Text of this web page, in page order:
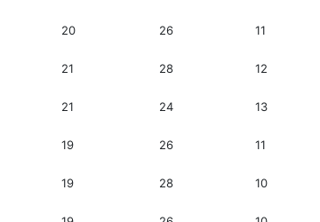
20 26 11
21 28 12
21 24 13
19 26 11
19 28 10